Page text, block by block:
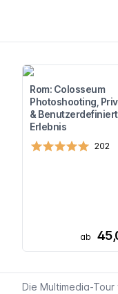
Rom: Colosseum
Photoshooting,
&
Erlebnis
202
ab
Die Multimedia-Tour